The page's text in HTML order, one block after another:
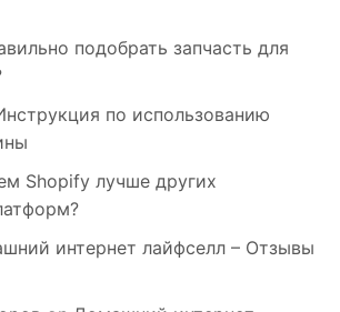
подобрать запчасть для
по использованию
Shopify лучше других
интернет лайфселл – Отзывы